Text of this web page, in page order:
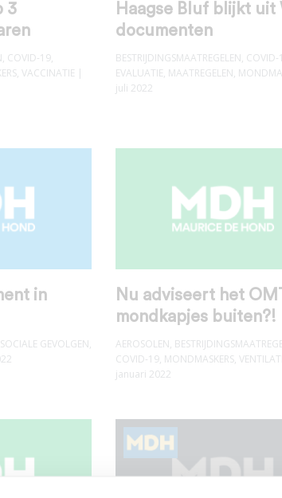
3
, COVID-19,
, VACCINATIE |
Haagse Bluf blijkt uit
documenten
BESTRIJDINGSMAATREGELEN, COVID-
EVALUATIE, MAATREGELEN,
juli 2022
in
SOCIALE GEVOLGEN,
Nu adviseert het OMT
mondkapjes buiten?!
AEROSOLEN,
COVID-19, MONDMASKERS,
januari 2022